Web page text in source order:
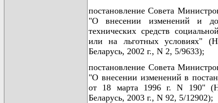
постановление Совета
"О внесении изменений и
технических средств
или на льготных условиях"
Беларусь, 2002 г., N 2, 5/9633);
постановление Совета
"О внесении изменений в
от 18 марта 1996 г. N 190"
Беларусь, 2003 г., N 92, 5/12902);